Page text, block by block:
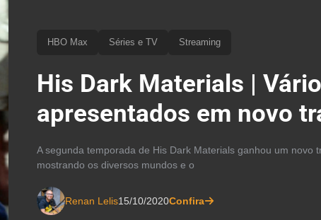
HBO Max Séries e TV Streaming
His Dark Materials |
apresentados em novo
A segunda temporada de His Dark Materials ganhou um novo
mostrando os diversos mundos e o
Renan Lelis15/10/2020Confira